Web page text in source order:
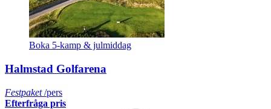
Boka 5-kamp & julmiddag
Halmstad Golfarena
Festpaket/pers
Efterfråga pris